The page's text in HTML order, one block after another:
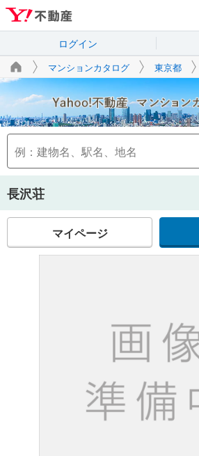
ログイン
マンションカタログ 東京都
長沢荘
マイページ